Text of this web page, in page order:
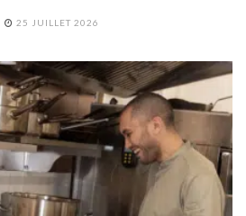
25 JUILLET 2026